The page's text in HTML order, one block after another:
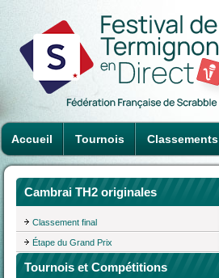
Accueil Tournois Classements
Cambrai TH2 originales
Classement final
Étape du Grand Prix
Tournois et Compétitions